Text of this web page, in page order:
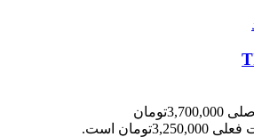
قیمت اصلی 3,700,000تومان
است.